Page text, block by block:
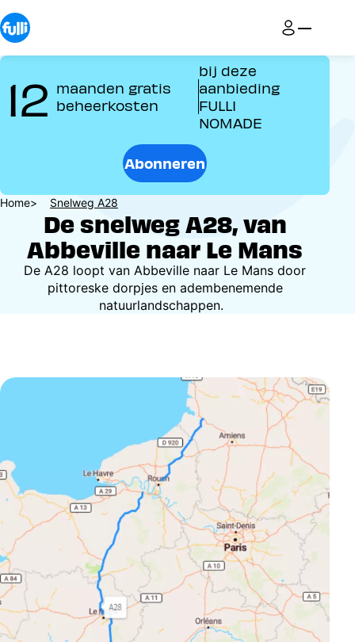
Overslaan
en
naar
de
gaan
12 maanden gratis
beheerkosten
bij deze
aanbieding
FULLI
NOMADE
Abonneren
Kruimelpad
Home Snelweg A28
De snelweg A28, van
Abbeville naar Le Mans
De A28 loopt van Abbeville naar Le Mans door
pittoreske dorpjes en adembenemende
natuurlandschappen.